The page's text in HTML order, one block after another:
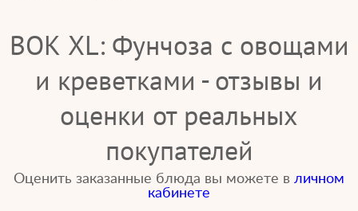
ВОК XL: Фунчоза с овощами
и креветками - отзывы и
оценки от реальных
покупателей
Оценить заказанные блюда вы можете в личном
кабинете